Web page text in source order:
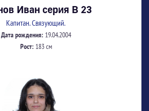
Иван серия В 23
Капитан. Связующий.
Дата рождения: 19.04.2004
Рост: 183 см